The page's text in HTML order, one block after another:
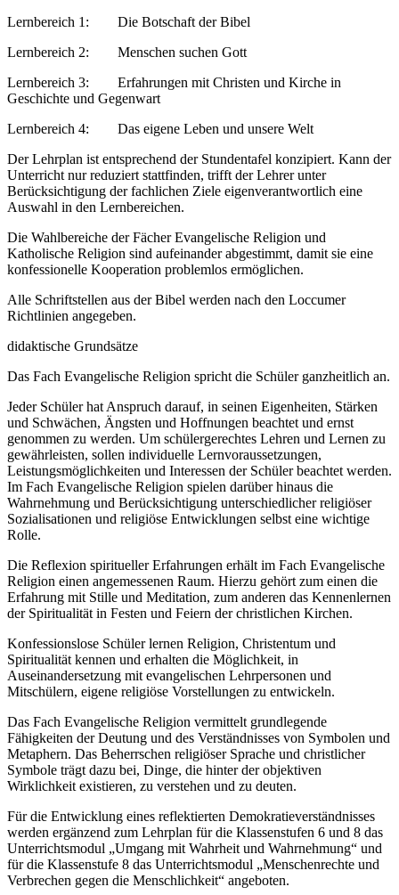
Lernbereich 1: Die Botschaft der Bibel
Lernbereich 2: Menschen suchen Gott
Lernbereich 3: Erfahrungen mit Christen und Kirche in
Geschichte und Gegenwart
Lernbereich 4: Das eigene Leben und unsere Welt
Der Lehrplan ist entsprechend der Stundentafel konzipiert. Kann der
Unterricht nur reduziert stattfinden, trifft der Lehrer unter
Berücksichtigung der fachlichen Ziele eigenverantwortlich eine
Auswahl in den Lernbereichen.
Die Wahlbereiche der Fächer Evangelische Religion und
Katholische Religion sind aufeinander abgestimmt, damit sie eine
konfessionelle Kooperation problemlos ermöglichen.
Alle Schriftstellen aus der Bibel werden nach den Loccumer
Richtlinien angegeben.
didaktische Grundsätze
Das Fach Evangelische Religion spricht die Schüler ganzheitlich an.
Jeder Schüler hat Anspruch darauf, in seinen Eigenheiten, Stärken
und Schwächen, Ängsten und Hoffnungen beachtet und ernst
genommen zu werden. Um schülergerechtes Lehren und Lernen zu
gewährleisten, sollen individuelle Lernvoraussetzungen,
Leistungsmöglichkeiten und Interessen der Schüler beachtet werden.
Im Fach Evangelische Religion spielen darüber hinaus die
Wahrnehmung und Berücksichtigung unterschiedlicher religiöser
Sozialisationen und religiöse Entwicklungen selbst eine wichtige
Rolle.
Die Reflexion spiritueller Erfahrungen erhält im Fach Evangelische
Religion einen angemessenen Raum. Hierzu gehört zum einen die
Erfahrung mit Stille und Meditation, zum anderen das Kennenlernen
der Spiritualität in Festen und Feiern der christlichen Kirchen.
Konfessionslose Schüler lernen Religion, Christentum und
Spiritualität kennen und erhalten die Möglichkeit, in
Auseinandersetzung mit evangelischen Lehrpersonen und
Mitschülern, eigene religiöse Vorstellungen zu entwickeln.
Das Fach Evangelische Religion vermittelt grundlegende
Fähigkeiten der Deutung und des Verständnisses von Symbolen und
Metaphern. Das Beherrschen religiöser Sprache und christlicher
Symbole trägt dazu bei, Dinge, die hinter der objektiven
Wirklichkeit existieren, zu verstehen und zu deuten.
Für die Entwicklung eines reflektierten Demokratieverständnisses
werden ergänzend zum Lehrplan für die Klassenstufen 6 und 8 das
Unterrichtsmodul „Umgang mit Wahrheit und Wahrnehmung“ und
für die Klassenstufe 8 das Unterrichtsmodul „Menschenrechte und
Verbrechen gegen die Menschlichkeit“ angeboten.